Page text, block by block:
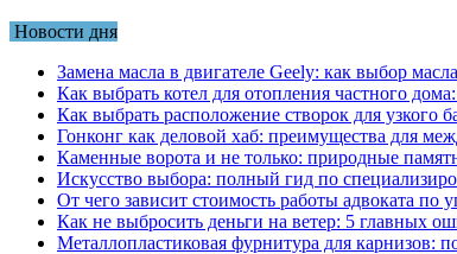
Новости дня
Замена масла в двигателе Geely: как выбор
Как выбрать котел для отопления частного
Как выбрать расположение створок для узкого
Гонконг как деловой хаб: преимущества для
Каменные ворота и не только: природные
Искусство выбора: полный гид по
От чего зависит стоимость работы адвоката по
Как не выбросить деньги на ветер: 5 главных
Металлопластиковая фурнитура для карнизов: